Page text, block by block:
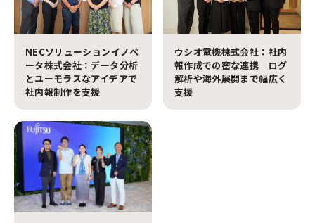
NECソリューションイノベ
ータ株式会社：データ分析
とユーモラスなアイデアで
社内報制作を支援
ウシオ電機株式会社：社内
報作成での密な連携 ログ
解析や海外展開まで幅広く
支援